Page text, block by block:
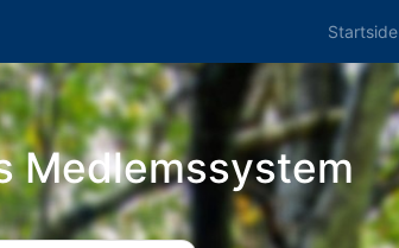
Startside
Medlemssystem